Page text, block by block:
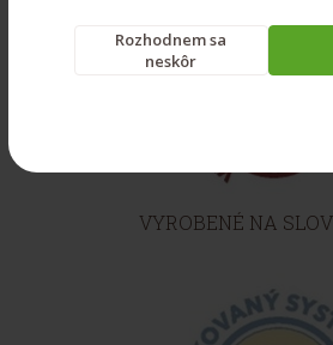
Rozhodnem sa
neskôr
VYROBENÉ NA